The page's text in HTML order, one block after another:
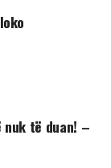
nuk të duan! –